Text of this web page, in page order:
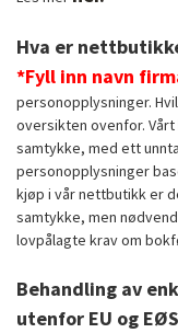
Hva er
*Fyll inn navn
personopplysninger.
oversikten ovenfor.
samtykke, med ett
personopplysninger
kjøp i vår nettbutikk er
samtykke, men
lovpålagte krav om
Behandling av
utenfor EU og EØS